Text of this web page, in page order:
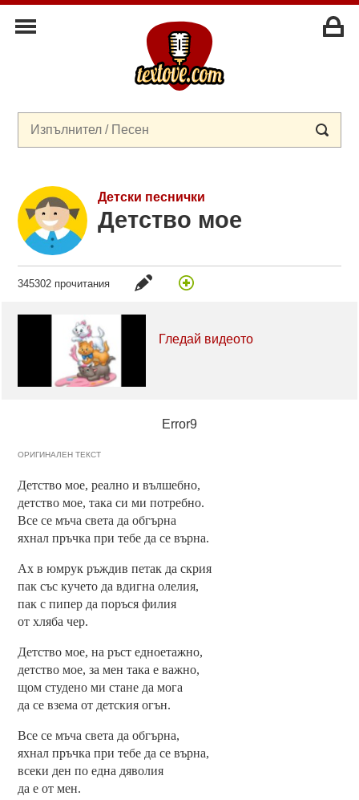
Детски песнички
Детство мое
345302 прочитания
Гледай видеото
Error9
ОРИГИНАЛЕН ТЕКСТ
Детство мое, реално и вълшебно,
детство мое, така си ми потребно.
Все се мъча света да обгърна
яхнал пръчка при тебе да се върна.
Ах в юмрук ръждив петак да скрия
пак със кучето да вдигна олелия,
пак с пипер да поръся филия
от хляба чер.
Детство мое, на ръст едноетажно,
детство мое, за мен така е важно,
щом студено ми стане да мога
да се взема от детския огън.
Все се мъча света да обгърна,
яхнал пръчка при тебе да се върна,
всеки ден по една дяволия
да е от мен.